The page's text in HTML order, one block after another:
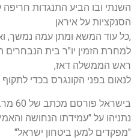
השנתי ובו הביע התנגדות
הסנקציות על איראן
,כל עוד המשא ומתן עמה נמשך,
למחרת הזמין יו"ר בית הנבחרים
ראש הממשלה דאז,
לנאום בפני הקונגרס בכדי
ב
נתניהו על "עמידתו הנחושה
"מפקדים למען ביטחון ישראל"